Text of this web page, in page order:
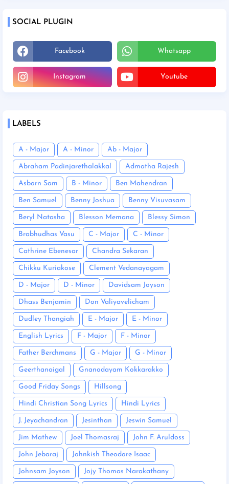
SOCIAL PLUGIN
Facebook Whatsapp
Instagram Youtube
LABELS
A - Major A - Minor Ab - Major
Abraham Padinjarethalakkal Admatha Rajesh
Asborn Sam B - Minor Ben Mahendran
Ben Samuel Benny Joshua Benny Visuvasam
Beryl Natasha Blesson Memana Blessy Simon
Brabhudhas Vasu C - Major C - Minor
Cathrine Ebenesar Chandra Sekaran
Chikku Kuriakose Clement Vedanayagam
D - Major D - Minor Davidsam Joyson
Dhass Benjamin Don Valiyavelicham
Dudley Thangiah E - Major E - Minor
English Lyrics F - Major F - Minor
Father Berchmans G - Major G - Minor
Geerthanaigal Gnanodayam Kokkarakko
Good Friday Songs Hillsong
Hindi Christian Song Lyrics Hindi Lyrics
J. Jeyachandran Jesinthan Jeswin Samuel
Jim Mathew Joel Thomasraj John F. Aruldoss
John Jebaraj Johnkish Theodore Isaac
Johnsam Joyson Jojy Thomas Narakathany